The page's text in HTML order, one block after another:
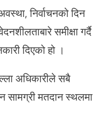
निर्वाचनको दिन
समीक्षा गर्दै
दिएको हो ।
अधिकारीले सबै
सामग्री मतदान स्थलमा